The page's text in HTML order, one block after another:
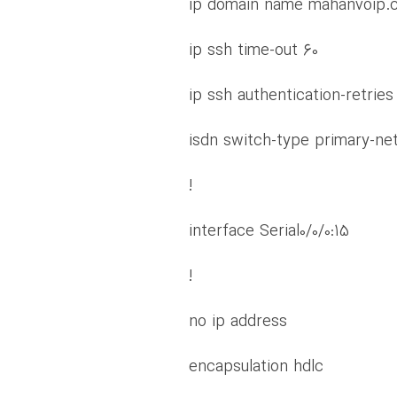
ip domain name
ip ssh time-out 60
ip ssh authentication-
isdn switch-type primary-
!
interface Serial0/0/0:15
!
no ip address
encapsulation hdlc